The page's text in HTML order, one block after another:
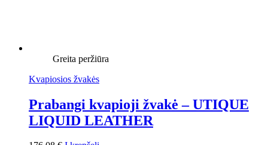
Greita peržiūra
Kvapiosios žvakės
Prabangi kvapioji žvakė – UTIQUE
LIQUID LEATHER